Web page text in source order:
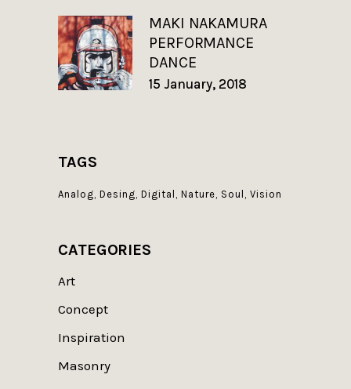
MAKI NAKAMURA
PERFORMANCE
DANCE
15 January, 2018
TAGS
Analog Desing Digital Nature Soul Vision
CATEGORIES
Art
Concept
Inspiration
Masonry